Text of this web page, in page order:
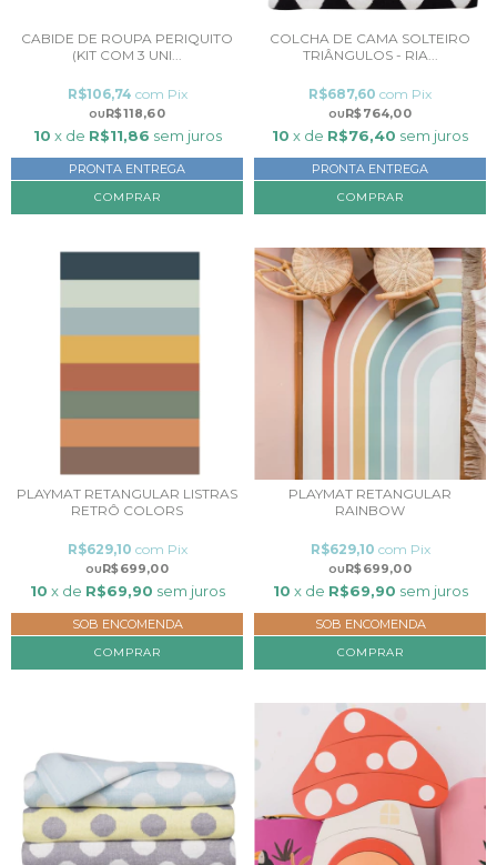
CABIDE DE ROUPA PERIQUITO
(KIT COM 3 UNI...
R$118,60
R$106,74 com Pix
10 x de R$11,86 sem juros
PRONTA ENTREGA
COMPRAR
COLCHA DE CAMA SOLTEIRO
TRIÂNGULOS - RIA...
R$764,00
R$687,60 com Pix
10 x de R$76,40 sem juros
PRONTA ENTREGA
COMPRAR
PLAYMAT RETANGULAR LISTRAS
RETRÔ COLORS
R$699,00
R$629,10 com Pix
10 x de R$69,90 sem juros
SOB ENCOMENDA
COMPRAR
PLAYMAT RETANGULAR
RAINBOW
R$699,00
R$629,10 com Pix
10 x de R$69,90 sem juros
SOB ENCOMENDA
COMPRAR